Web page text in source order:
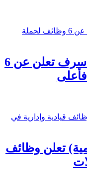
شركة ينبع أرامكو سينوبك ياسرف تعلن عن 6
تعلن وظائف